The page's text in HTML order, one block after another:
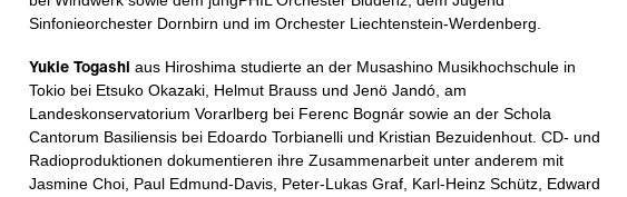
Sinfonieorchester Dornbirn und im Orchester Liechtenstein-Werdenberg.
Yukie Togashi aus Hiroshima studierte an der Musashino Musikhochschule in
Tokio bei Etsuko Okazaki, Helmut Brauss und Jenö Jandó, am
Landeskonservatorium Vorarlberg bei Ferenc Bognár sowie an der Schola
Cantorum Basiliensis bei Edoardo Torbianelli und Kristian Bezuidenhout. CD- und
Radioproduktionen dokumentieren ihre Zusammenarbeit unter anderem mit
Jasmine Choi, Paul Edmund-Davis, Peter-Lukas Graf, Karl-Heinz Schütz, Edward